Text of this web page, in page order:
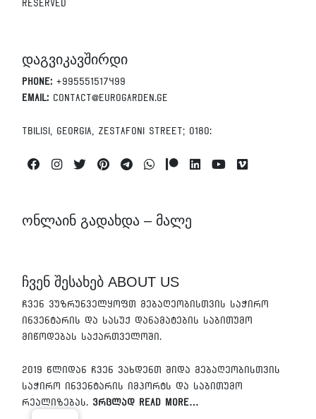
Reserved
დაგვიკავშირდი
Phone: +995551517499
Email: contact@eurogarden.ge
Tbilisi, Georgia, Zestafoni Street; 0180:
FacebookInstagramTwitterPinterestTelegramWhatsappPatreonLinkedinYoutube
ონლაინ გადახდა – მალე
ჩვენ შესახებ ABOUT US
ჩვენ ვუზრუნველყოფთ მებაღეობისთვის საჭირო
ინვენტარის და სასუქ დანამატების საბითუმო
მიწოდებას საქართველოში.
2019 წლიდან ჩვენ ვახდენთ შიდა მებაღეობისთვის
საჭირო ინვენტარის იმპორტს და საბითუმო
რეალიზებას. ვრცლად Read More…